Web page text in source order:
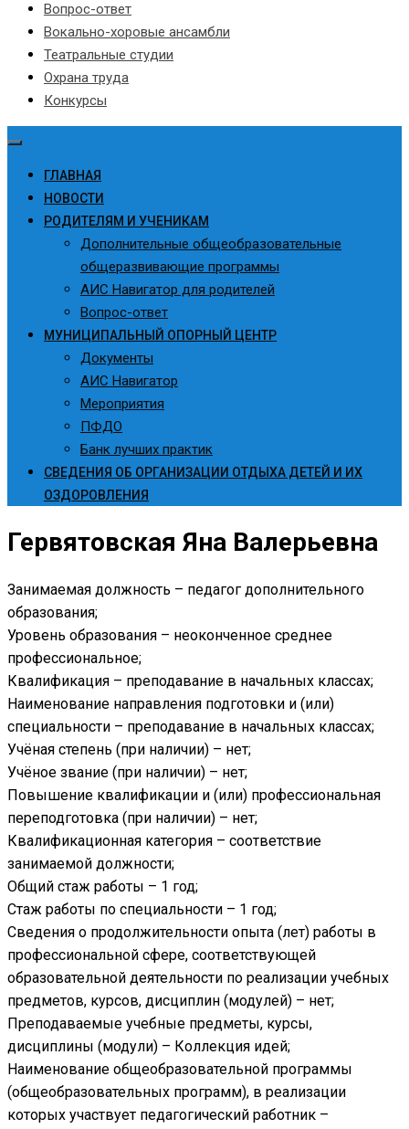
Вопрос-ответ
Вокально-хоровые ансамбли
Театральные студии
Охрана труда
Конкурсы
ГЛАВНАЯ
НОВОСТИ
РОДИТЕЛЯМ И УЧЕНИКАМ
Дополнительные общеобразовательные
общеразвивающие программы
АИС Навигатор для родителей
Вопрос-ответ
МУНИЦИПАЛЬНЫЙ ОПОРНЫЙ ЦЕНТР
Документы
АИС Навигатор
Мероприятия
ПФДО
Банк лучших практик
СВЕДЕНИЯ ОБ ОРГАНИЗАЦИИ ОТДЫХА ДЕТЕЙ И ИХ
ОЗДОРОВЛЕНИЯ
Гервятовская Яна Валерьевна
Занимаемая должность – педагог дополнительного
образования;
Уровень образования – неоконченное среднее
профессиональное;
Квалификация – преподавание в начальных классах;
Наименование направления подготовки и (или)
специальности – преподавание в начальных классах;
Учёная степень (при наличии) – нет;
Учёное звание (при наличии) – нет;
Повышение квалификации и (или) профессиональная
переподготовка (при наличии) – нет;
Квалификационная категория – соответствие
занимаемой должности;
Общий стаж работы – 1 год;
Стаж работы по специальности – 1 год;
Сведения о продолжительности опыта (лет) работы в
профессиональной сфере, соответствующей
образовательной деятельности по реализации учебных
предметов, курсов, дисциплин (модулей) – нет;
Преподаваемые учебные предметы, курсы,
дисциплины (модули) – Коллекция идей;
Наименование общеобразовательной программы
(общеобразовательных программ), в реализации
которых участвует педагогический работник –